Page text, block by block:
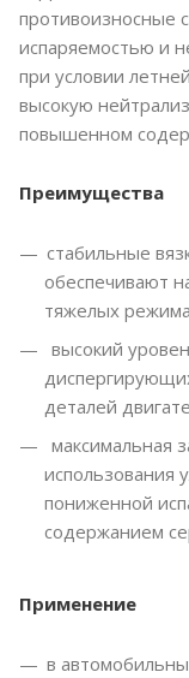
противоизносные
испаряемостью и
при условии
высокую
повышенном
Преимущества
стабильные
обеспечивают
тяжелых
высокий
деталей
максимальная
использования
пониженной
содержанием
Применение
в